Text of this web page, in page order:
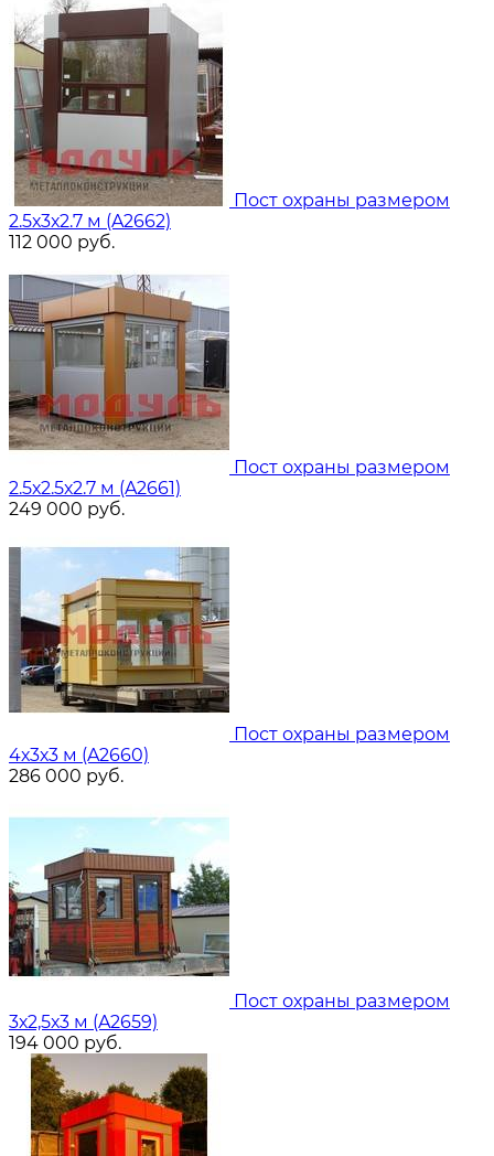
Пост охраны размером
2.5х3х2.7 м (A2662)
112 000 руб.
Пост охраны размером
2.5х2.5х2.7 м (A2661)
249 000 руб.
Пост охраны размером
4х3х3 м (A2660)
286 000 руб.
Пост охраны размером
3х2,5х3 м (A2659)
194 000 руб.